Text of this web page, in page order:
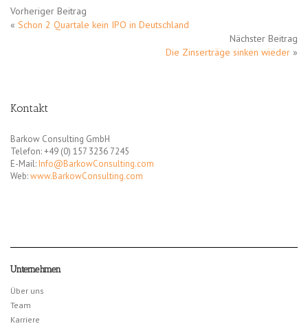
Vorheriger Beitrag
« Schon 2 Quartale kein IPO in Deutschland
Nächster Beitrag
Die Zinserträge sinken wieder »
Kontakt
Barkow Consulting GmbH
Telefon: +49 (0) 157 3236 7245
E-Mail: Info@BarkowConsulting.com
Web:www.BarkowConsulting.com
Unternehmen
Über uns
Team
Karriere